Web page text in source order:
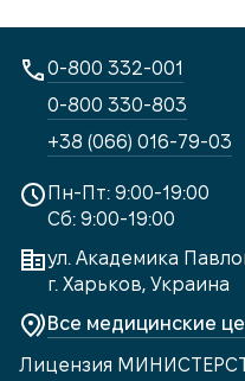
Пн-Пт: 9:00-19:00
Сб: 9:00-19:00
ул. Академика
г. Харьков, Украина
Все медицинские
Лицензия
0-800 332-001
0-800 330-803
+38 (066) 016-79-03